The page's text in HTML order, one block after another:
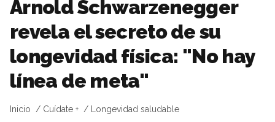
Arnold Schwarzenegger
revela el secreto de su
longevidad física: "No hay
línea de meta"
Inicio Cuídate + Longevidad saludable